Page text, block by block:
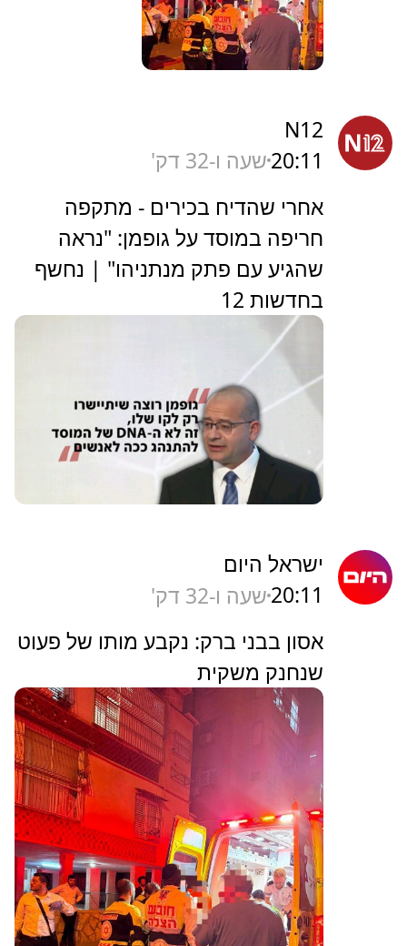
N12
20:11שעה ו-32 דק'
אחרי שהדיח בכירים - מתקפה
חריפה במוסד על גופמן: "נראה
שהגיע עם פתק מנתניהו" | נחשף
בחדשות 12
ישראל היום
20:11שעה ו-32 דק'
אסון בבני ברק: נקבע מותו של פעוט
שנחנק משקית